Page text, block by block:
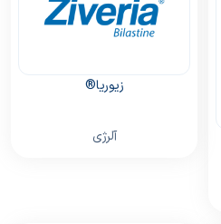
زیوریا®
آلرژی